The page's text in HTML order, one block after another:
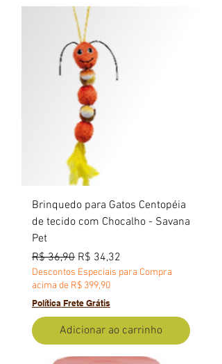
Brinquedo para Gatos Centopéia
de tecido com Chocalho - Savana
Pet
Preço normal
R$ 36,90 Preço promocional
R$ 34,32
Descontos Especiais para Compra
acima de R$ 399,90
Política Frete Grátis
Adicionar ao carrinho